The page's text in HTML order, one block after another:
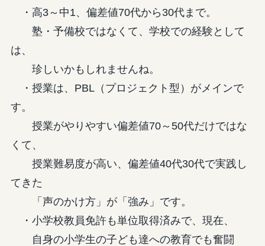
・高3～中1、偏差値70代から30代まで。
塾・予備校ではなくて、学校での経験として
は、
珍しいかもしれませんね。
・授業は、PBL（プロジェクト型）がメインで
す。
授業がやりやすい偏差値70～50代だけではな
くて、
授業難易度が高い、偏差値40代30代で実践し
てきた
「声のかけ方」が「強み」です。
・小学校教員免許も単位取得済みで、現在、
自身の小学生の子ども達への教育でも奮闘